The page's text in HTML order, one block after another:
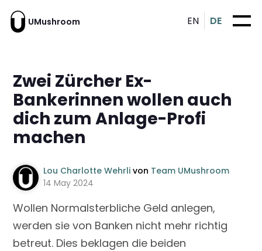
UMushroom EN DE
Zwei Zürcher Ex-
Bankerinnen wollen auch
dich zum Anlage-Profi
machen
Lou Charlotte Wehrlivon Team UMushroom
14 May 2024
Wollen Normalsterbliche Geld anlegen,
werden sie von Banken nicht mehr richtig
betreut. Dies beklagen die beiden